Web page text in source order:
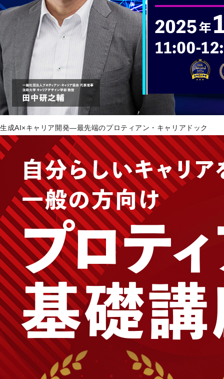
生成AI×キャリア開発―最先端のプロティアン・キャリアドック